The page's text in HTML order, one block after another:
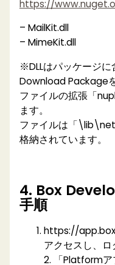
https://
– MailKit.dll
– MimeKit.dll
※DLLはパッケージに
Download Package
ファイルの拡張「
ます。
ファイルは「
格納されています。
4. Box
手順
https://
アクセスし、ロ
2. 「Platformア